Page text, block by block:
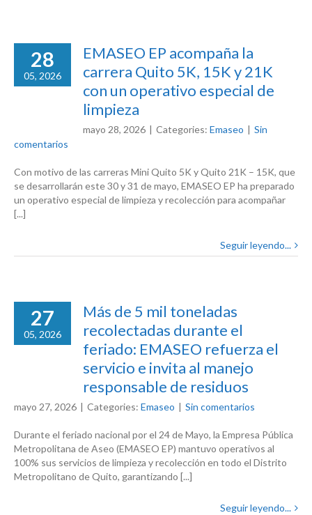
28
05, 2026
EMASEO EP acompaña la
carrera Quito 5K, 15K y 21K
con un operativo especial de
limpieza
mayo 28, 2026 | Categories: Emaseo | Sin
comentarios
Con motivo de las carreras Mini Quito 5K y Quito 21K – 15K, que
se desarrollarán este 30 y 31 de mayo, EMASEO EP ha preparado
un operativo especial de limpieza y recolección para acompañar
[...]
Seguir leyendo...
27
05, 2026
Más de 5 mil toneladas
recolectadas durante el
feriado: EMASEO refuerza el
servicio e invita al manejo
responsable de residuos
mayo 27, 2026 | Categories: Emaseo | Sin comentarios
Durante el feriado nacional por el 24 de Mayo, la Empresa Pública
Metropolitana de Aseo (EMASEO EP) mantuvo operativos al
100% sus servicios de limpieza y recolección en todo el Distrito
Metropolitano de Quito, garantizando [...]
Seguir leyendo...